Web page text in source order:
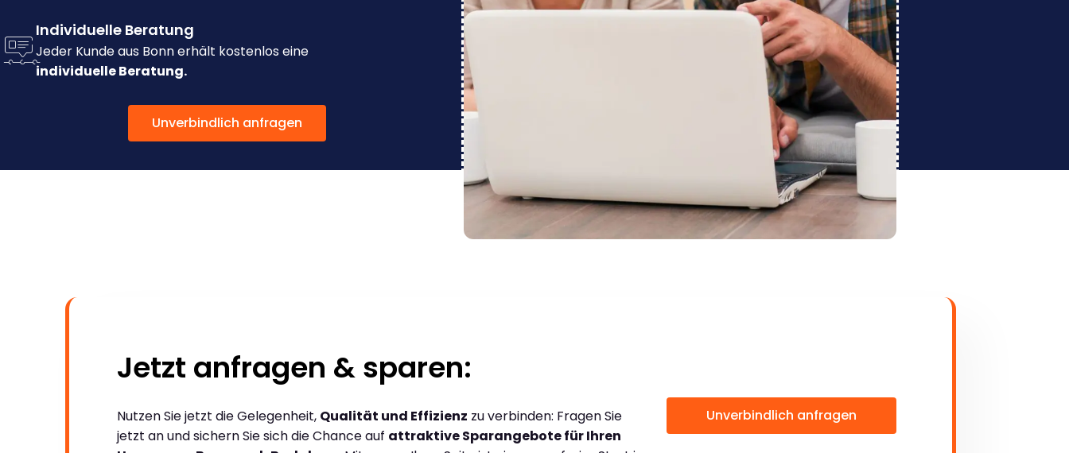
Individuelle Beratung
Jeder Kunde aus Bonn erhält kostenlos eine
individuelle Beratung.
Unverbindlich anfragen
Jetzt anfragen & sparen:
Nutzen Sie jetzt die Gelegenheit, Qualität und Effizienz zu verbinden: Fragen Sie
jetzt an und sichern Sie sich die Chance auf attraktive Sparangebote für Ihren
Unverbindlich anfragen